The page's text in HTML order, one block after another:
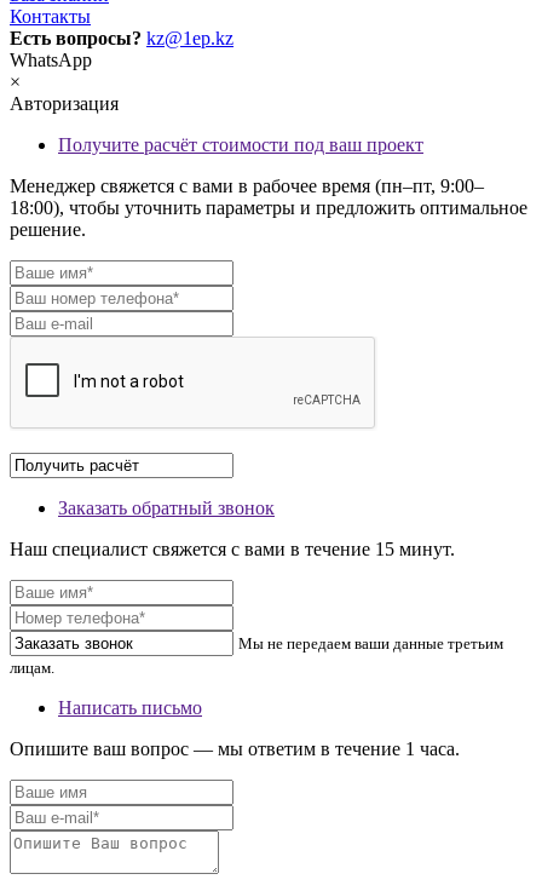
Контакты
Есть вопросы? kz@1ep.kz
WhatsApp
×
Авторизация
Получите расчёт стоимости под ваш проект
Менеджер свяжется с вами в рабочее время (пн–пт, 9:00–
18:00), чтобы уточнить параметры и предложить оптимальное
решение.
Заказать обратный звонок
Наш специалист свяжется с вами в течение 15 минут.
Мы не передаем ваши данные третьим
лицам.
Написать письмо
Опишите ваш вопрос — мы ответим в течение 1 часа.